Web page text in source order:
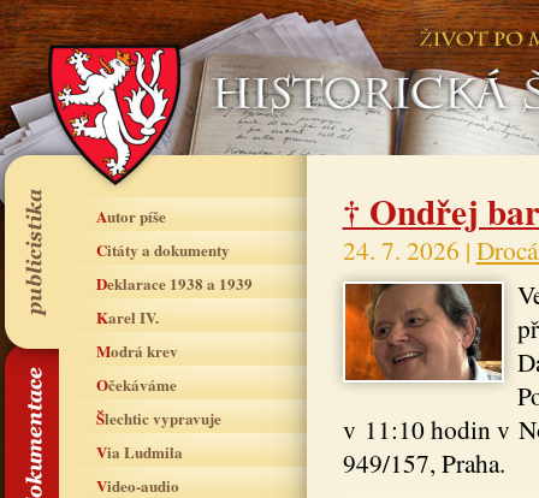
Autor píše
Citáty a dokumenty
Deklarace 1938 a 1939
Karel IV.
Modrá krev
Očekáváme
Šlechtic vypravuje
Via Ludmila
Video-audio
† Ondřej
24. 7. 2026 |
v 11:10 hodin v
949/157, Praha.